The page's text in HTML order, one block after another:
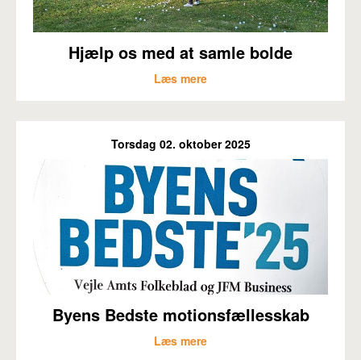
Hjælp os med at samle bolde
Læs mere
Torsdag 02. oktober 2025
Byens Bedste motionsfællesskab
Læs mere